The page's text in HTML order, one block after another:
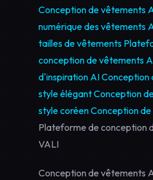
Conception de vêtements
numérique des vêtements
tailles de vêtements
conception de vêtements
d'inspiration AIConception
style élégantConception
style coréenConception
Plateforme de conception
VALI
Conception de vêtements